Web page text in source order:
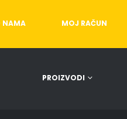
NAMA MOJ RAČUN
PROIZVODI